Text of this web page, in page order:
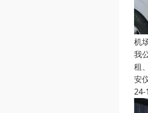
机
我
租
安
24-